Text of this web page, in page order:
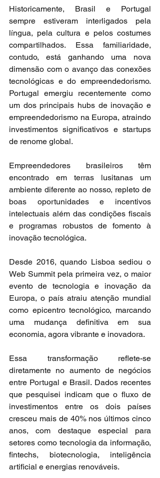
Historicamente, Brasil e Portugal
sempre estiveram interligados pela
língua, pela cultura e pelos costumes
compartilhados. Essa familiaridade,
contudo, está ganhando uma nova
dimensão com o avanço das conexões
tecnológicas e do empreendedorismo.
Portugal emergiu recentemente como
um dos principais hubs de inovação e
empreendedorismo na Europa, atraindo
investimentos significativos e startups
de renome global.
Empreendedores brasileiros têm
encontrado em terras lusitanas um
ambiente diferente ao nosso, repleto de
boas oportunidades e incentivos
intelectuais além das condições fiscais
e programas robustos de fomento à
inovação tecnológica.
Desde 2016, quando Lisboa sediou o
Web Summit pela primeira vez, o maior
evento de tecnologia e inovação da
Europa, o país atraiu atenção mundial
como epicentro tecnológico, marcando
uma mudança definitiva em sua
economia, agora vibrante e inovadora.
Essa transformação reflete-se
diretamente no aumento de negócios
entre Portugal e Brasil. Dados recentes
que pesquisei indicam que o fluxo de
investimentos entre os dois países
cresceu mais de 40% nos últimos cinco
anos, com destaque especial para
setores como tecnologia da informação,
fintechs, biotecnologia, inteligência
artificial e energias renováveis.